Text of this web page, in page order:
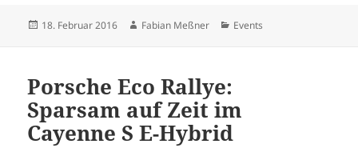
Veröffentlicht
18. Februar 2016 Autor
Fabian Meßner Kategorien
Events
Porsche Eco Rallye:
Sparsam auf Zeit im
Cayenne S E-Hybrid